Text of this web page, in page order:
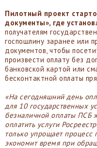
Пилотный проект
документы», где
получателям
госпошлину заранее или
документов, чтобы
произвести оплату без
банковской картой или
бесконтактной оплаты
«На сегодняшний день
для 10 государственных
безналичной оплаты ПСБ
оплатить услуги
только упрощает процесс
экономит время при